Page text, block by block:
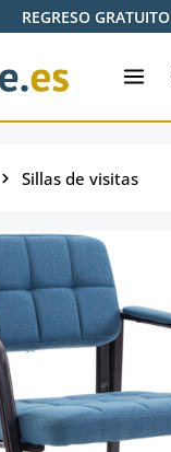
REGRESO GRATUITO
Sillas de visitas